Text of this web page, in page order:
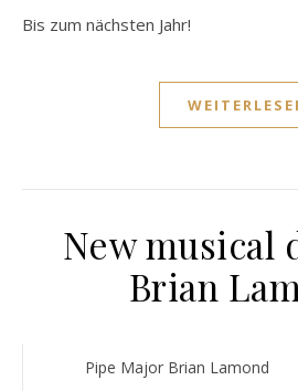
Bis zum nächsten Jahr!
New musical
Brian
Pipe Major Brian Lamond